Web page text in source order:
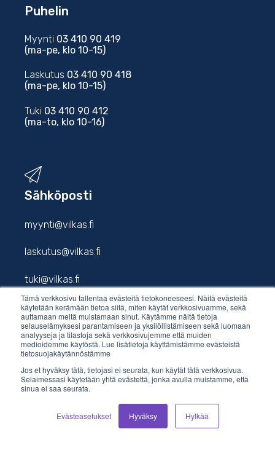
Tämä verkkosivu tallentaa evästeitä tietokoneeseesi. Näitä evästeitä
käytetään kerämään tietoa siitä, miten käytät verkkosivuamme, sekä
auttamaan meitä muistamaan sinut. Käytämme näitä tietoja
selauselämyksesi parantamiseen ja yksilöllistämiseen sekä luomaan
analyyseja ja tilastoja sekä verkkosivujemme että muiden
medioidemme käytöstä. Lue lisätietoja käyttämistämme evästeistä
tietosuojakäytännöstämme
Jos et hyväksy tätä, tietojasi ei seurata, kun käytät tätä verkkosivua.
Selaimessasi käytetään yhtä evästettä, jonka avulla muistamme, että
sinua ei saa seurata.
Evästeasetukset Hyväksy Hylkää
Puhelin
Myynti 03 410 90 419
(ma-pe, klo 10-15)
Laskutus 03 410 90 418
(ma-pe, klo 10-15)
Tuki 03 410 90 412
(ma-to, klo 10-16)
Sähköposti
myynti@vilkas.fi
laskutus@vilkas.fi
tuki@vilkas.fi
markkinointi@vilkas.fi
etunimi.sukunimi@vilkas.fi